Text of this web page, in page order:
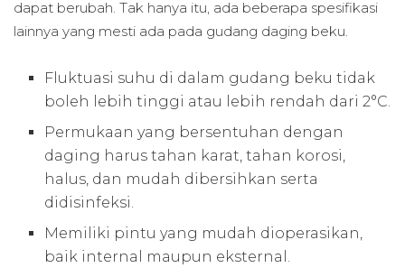
dapat berubah. Tak hanya itu, ada beberapa spesifikasi
lainnya yang mesti ada pada gudang daging beku.
Fluktuasi suhu di dalam gudang beku tidak
boleh lebih tinggi atau lebih rendah dari 2°C.
Permukaan yang bersentuhan dengan
daging harus tahan karat, tahan korosi,
halus, dan mudah dibersihkan serta
didisinfeksi.
Memiliki pintu yang mudah dioperasikan,
baik internal maupun eksternal.